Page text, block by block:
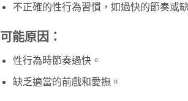
不正確的性行為習慣，如過快的節奏或
可能原因：
性行為時節奏過快。
缺乏適當的前戲和愛撫。